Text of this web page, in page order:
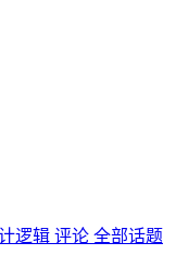
逻辑 评论 全部话题